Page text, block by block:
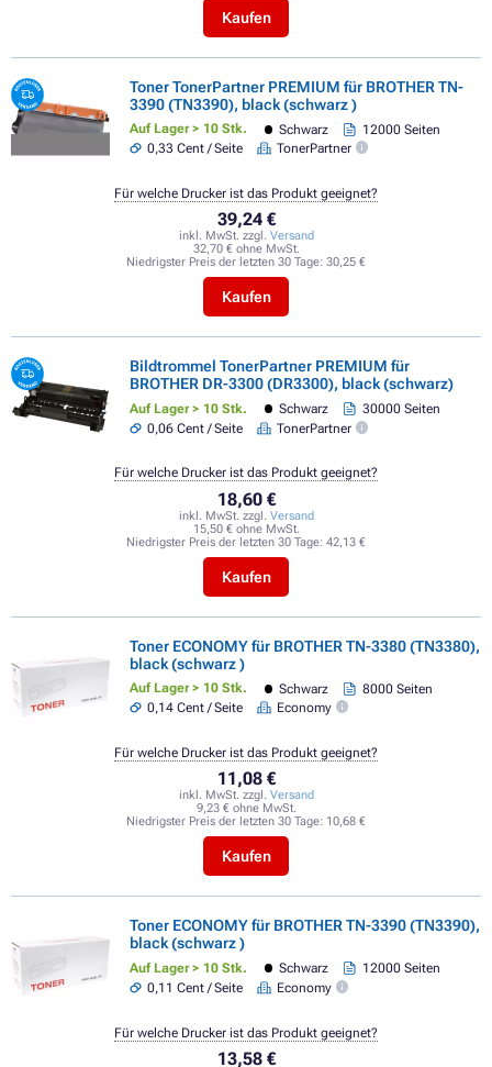
Kaufen
Toner TonerPartner PREMIUM für BROTHER TN-
3390 (TN3390), black (schwarz )
Auf Lager > 10 Stk. Schwarz
12000 Seiten
0,33 Cent / Seite
TonerPartner
39,24 €
inkl. MwSt. zzgl. Versand
32,70 € ohne MwSt.
Niedrigster Preis der letzten 30 Tage: 30,25 €
Kaufen
Für welche Drucker ist das Produkt geeignet?
Bildtrommel TonerPartner PREMIUM für
BROTHER DR-3300 (DR3300), black (schwarz)
Auf Lager > 10 Stk. Schwarz
30000 Seiten
0,06 Cent / Seite
TonerPartner
18,60 €
inkl. MwSt. zzgl. Versand
15,50 € ohne MwSt.
Niedrigster Preis der letzten 30 Tage: 42,13 €
Kaufen
Für welche Drucker ist das Produkt geeignet?
Toner ECONOMY für BROTHER TN-3380 (TN3380),
black (schwarz )
Auf Lager > 10 Stk. Schwarz
8000 Seiten
0,14 Cent / Seite
Economy
11,08 €
inkl. MwSt. zzgl. Versand
9,23 € ohne MwSt.
Niedrigster Preis der letzten 30 Tage: 10,68 €
Kaufen
Für welche Drucker ist das Produkt geeignet?
Toner ECONOMY für BROTHER TN-3390 (TN3390),
black (schwarz )
Auf Lager > 10 Stk. Schwarz
12000 Seiten
0,11 Cent / Seite
Economy
13,58 €
Für welche Drucker ist das Produkt geeignet?